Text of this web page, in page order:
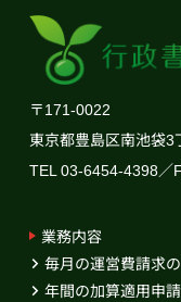
〒171-0022
東京都豊島区南池袋
TEL 03-6454-4398／
業務内容
毎月の運営費請求
年間の加算適用申